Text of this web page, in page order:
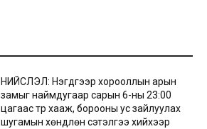
НИЙСЛЭЛ: Нэгдүгээр хорооллын арын
замыг наймдугаар сарын 6-ны 23:00
цагаас түр хааж, борооны ус зайлуулах
шугамын хөндлөн сэтэлгээ хийхээр